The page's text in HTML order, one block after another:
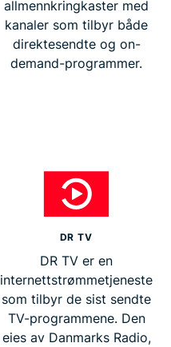
allmennkringkaster med
kanaler som tilbyr både
direktesendte og on-
demand-programmer.
DR TV
DR TV er en
internettstrømmetjeneste
som tilbyr de sist sendte
TV-programmene. Den
eies av Danmarks Radio,